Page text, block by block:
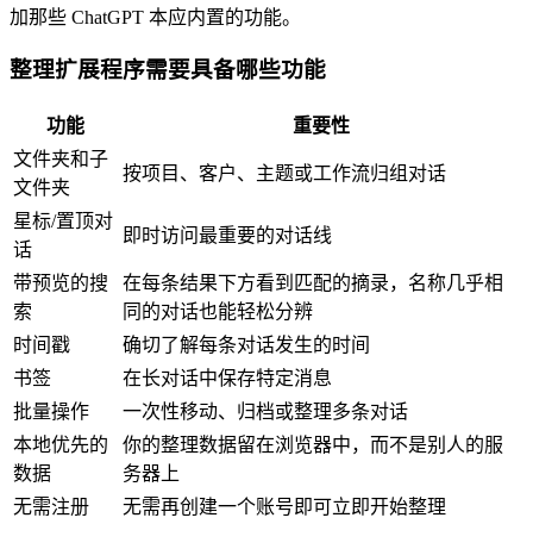
加那些 ChatGPT 本应内置的功能。
整理扩展程序需要具备哪些功能
功能
重要性
文件夹和子
文件夹
按项目、客户、主题或工作流归组对话
星标/置顶对
话
即时访问最重要的对话线
带预览的搜
索
在每条结果下方看到匹配的摘录，名称几乎相
同的对话也能轻松分辨
时间戳
确切了解每条对话发生的时间
书签
在长对话中保存特定消息
批量操作
一次性移动、归档或整理多条对话
本地优先的
数据
你的整理数据留在浏览器中，而不是别人的服
务器上
无需注册
无需再创建一个账号即可立即开始整理